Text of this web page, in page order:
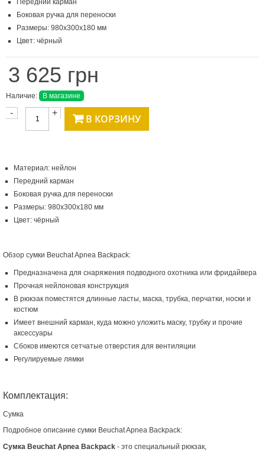
Передний карман
Боковая ручка для переноски
Размеры: 980x300x180 мм
Цвет: чёрный
3 625 грн
Наличие: В магазине
- + В КОРЗИНУ
Материал: нейлон
Передний карман
Боковая ручка для переноски
Размеры: 980x300x180 мм
Цвет: чёрный
Обзор сумки Beuchat Apnea Backpack:
Предназначена для снаряжения подводного охотника или фридайвера
Прочная нейлоновая конструкция
В рюкзак поместятся длинные ласты, маска, трубка, перчатки, носки и
костюм
Имеет внешний карман, куда можно уложить маску, трубку и прочие
аксессуары
Сбоков имеются сетчатые отверстия для вентиляции
Регулируемые лямки
Комплектация:
Сумка
Подробное описание сумки Beuchat Apnea Backpack:
Сумка Beuchat Apnea Backpack - это специальный рюкзак,